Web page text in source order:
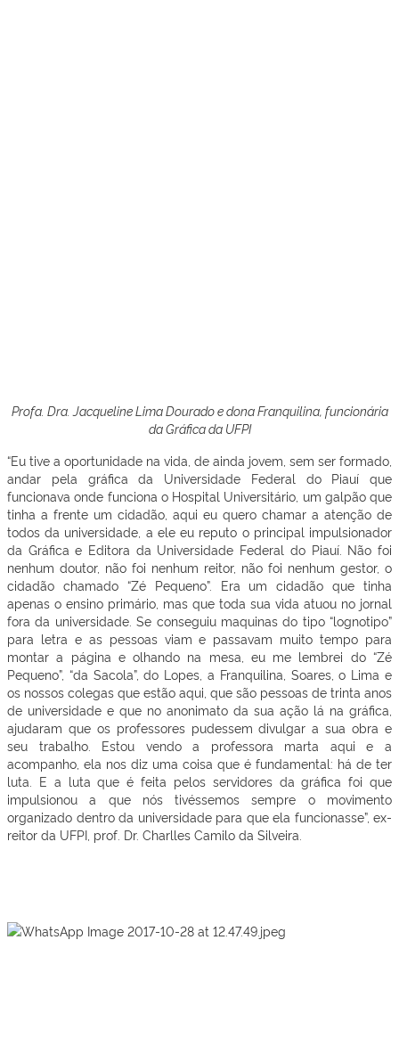
Profa. Dra. Jacqueline Lima Dourado e dona Franquilina, funcionária
da Gráfica da UFPI
“Eu tive a oportunidade na vida, de ainda jovem, sem ser formado,
andar pela gráfica da Universidade Federal do Piauí que
funcionava onde funciona o Hospital Universitário, um galpão que
tinha a frente um cidadão, aqui eu quero chamar a atenção de
todos da universidade, a ele eu reputo o principal impulsionador
da Gráfica e Editora da Universidade Federal do Piauí. Não foi
nenhum doutor, não foi nenhum reitor, não foi nenhum gestor, o
cidadão chamado “Zé Pequeno”. Era um cidadão que tinha
apenas o ensino primário, mas que toda sua vida atuou no jornal
fora da universidade. Se conseguiu maquinas do tipo “lognotipo”
para letra e as pessoas viam e passavam muito tempo para
montar a página e olhando na mesa, eu me lembrei do “Zé
Pequeno”, “da Sacola”, do Lopes, a Franquilina, Soares, o Lima e
os nossos colegas que estão aqui, que são pessoas de trinta anos
de universidade e que no anonimato da sua ação lá na gráfica,
ajudaram que os professores pudessem divulgar a sua obra e
seu trabalho. Estou vendo a professora marta aqui e a
acompanho, ela nos diz uma coisa que é fundamental: há de ter
luta. E a luta que é feita pelos servidores da gráfica foi que
impulsionou a que nós tivéssemos sempre o movimento
organizado dentro da universidade para que ela funcionasse”, ex-
reitor da UFPI, prof. Dr. Charlles Camilo da Silveira.